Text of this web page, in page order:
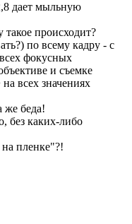
дает мыльную
происходит?
по всему кадру - с
фокусных
и съемке
всех значениях
же беда!
без каких-либо
пленке"?!